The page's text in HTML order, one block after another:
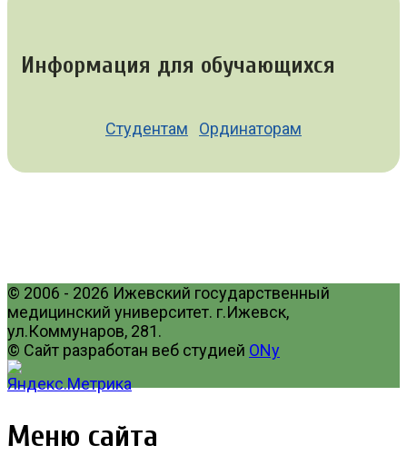
Информация для обучающихся
Студентам Ординаторам
© 2006 - 2026 Ижевский государственный
медицинский университет. г.Ижевск,
ул.Коммунаров, 281.
© Сайт разработан веб студией ONy
Меню сайта